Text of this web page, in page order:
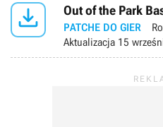
 Out of the Park
PATCHE DO GIER
Aktualizacja 15